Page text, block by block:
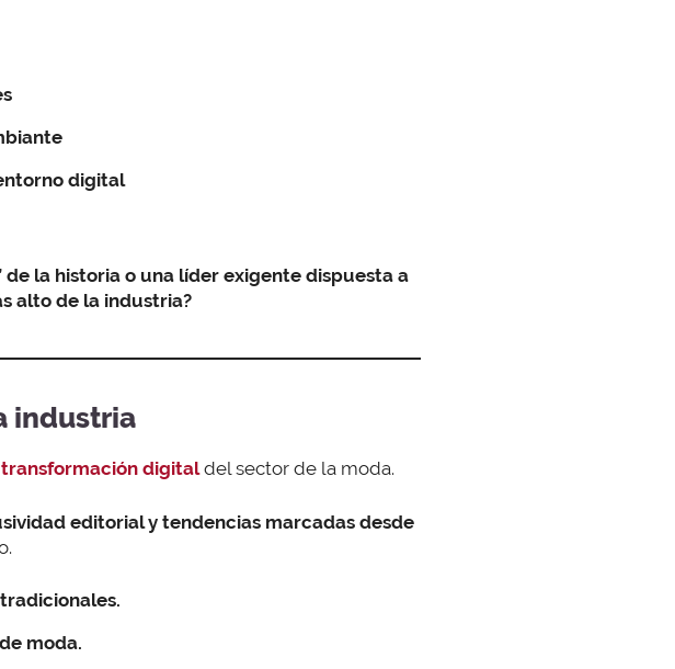
digital
de la historia o una líder exigente dispuesta a
alto de la industria?
industria
transformación digitaldel sector de la moda.
editorial y tendencias marcadas desde
moda.